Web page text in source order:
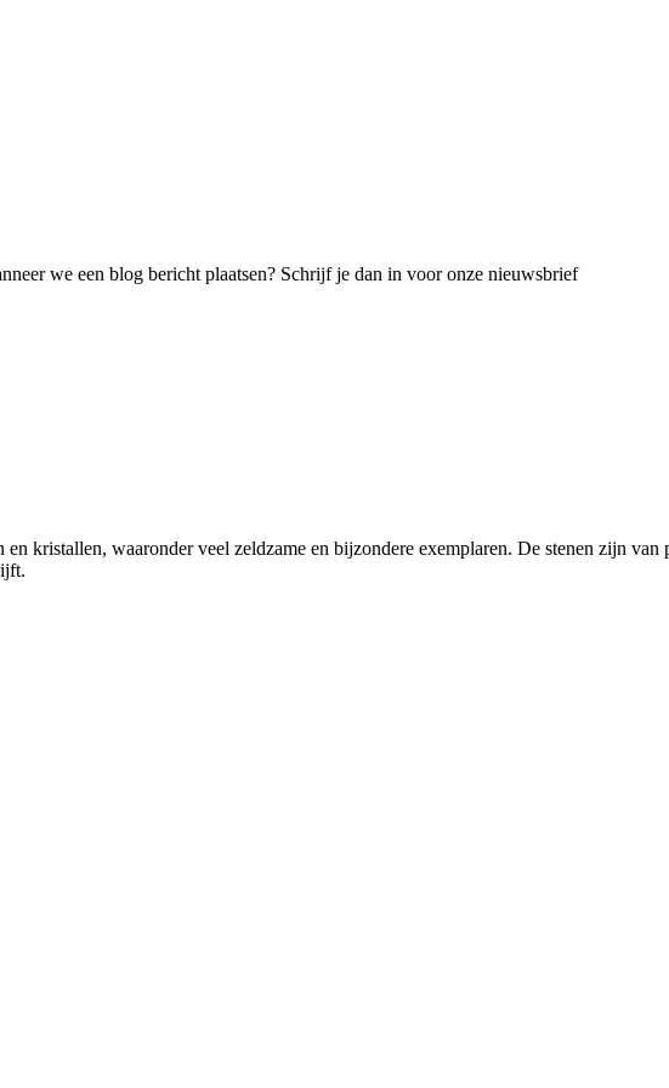
we een blog bericht plaatsen? Schrijf je dan in voor onze nieuwsbrief
kristallen, waaronder veel zeldzame en bijzondere exemplaren. De stenen zijn